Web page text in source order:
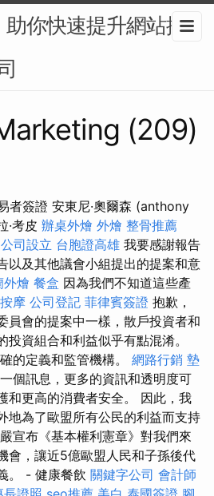
助你快速提升網站排
(209)
者簽證 安東尼·奧爾森 (anthony
·考皮 辦桌外燴 外燴 整骨推薦
公司設立 台胞證高雄 我要感謝報告
以及其他議會小組提出的提案和意
外燴 餐盒 因為我們不知道這些產
摩 公司登記 菲律賓簽證 抱歉，
員會的提案中一樣，散戶投資者和
資組合和利益似乎有點混淆。
的定義和監管機構。 網路行銷 墊
個訊息，更多的資訊和透明度可
和更高的消費者安全。 因此，我
地為了歐盟所有公民的利益而支持
宣布《基本權利憲章》對我們來
會，讓近5億歐盟人民和子孫後代
。 - 健康餐飲 關鍵字公司 會計師